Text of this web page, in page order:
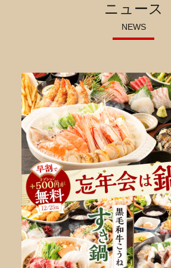
ニュース
NEWS